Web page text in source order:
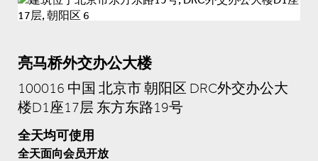
亮马桥外交办公大楼
100016 中国 北京市 朝阳区 DRC外交办公大
楼D1座17层 东方东路19号
全天均可使用
全天面向会员开放